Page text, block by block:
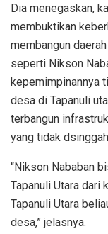
Dia menegaskan,
membuktikan
membangun
seperti Nikson
kepemimpinannya
desa di Tapanuli
terbangun
yang tidak
“Nikson Nababan
Tapanuli Utara dari
Tapanuli Utara
desa,” jelasnya.